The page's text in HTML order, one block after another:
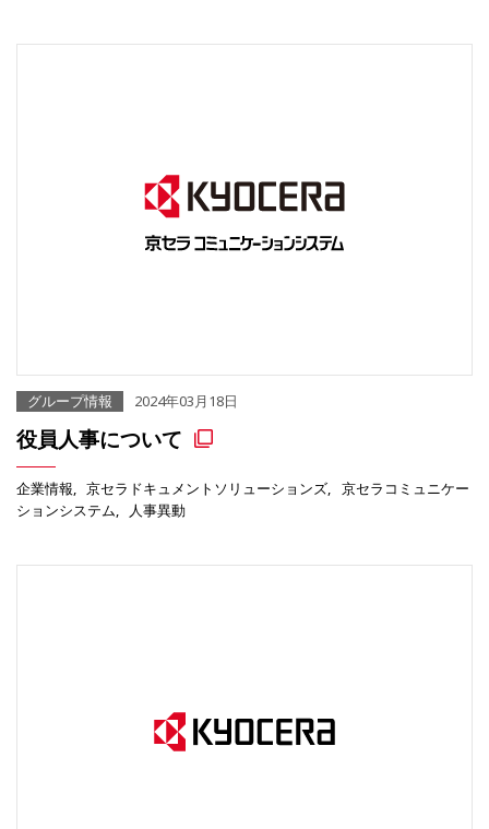
グループ情報 2024年03月18日
役員人事について
企業情報 京セラドキュメントソリューションズ
京セラコミュニケー
ションシステム
人事異動